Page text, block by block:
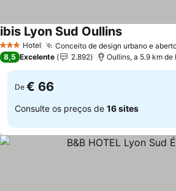
3 EstrelasHotel Conceito de design urbano e
ibis Lyon Sud OullinsVer preços
8,5 Excelente 2.892 Oullins, a 5.9 km de
De € 66
Consulte os preços de 16 sites